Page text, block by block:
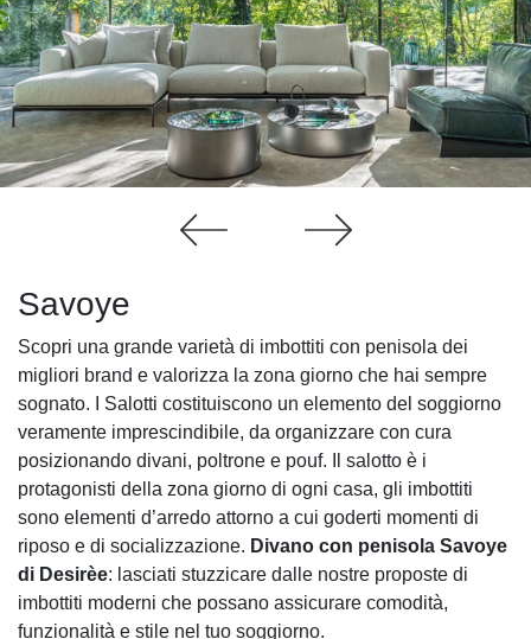
Savoye
Scopri una grande varietà di imbottiti con penisola dei
migliori brand e valorizza la zona giorno che hai sempre
sognato. I Salotti costituiscono un elemento del soggiorno
veramente imprescindibile, da organizzare con cura
posizionando divani, poltrone e pouf. Il salotto è i
protagonisti della zona giorno di ogni casa, gli imbottiti
sono elementi d’arredo attorno a cui goderti momenti di
riposo e di socializzazione. Divano con penisola Savoye
di Desirèe: lasciati stuzzicare dalle nostre proposte di
imbottiti moderni che possano assicurare comodità,
funzionalità e stile nel tuo soggiorno.